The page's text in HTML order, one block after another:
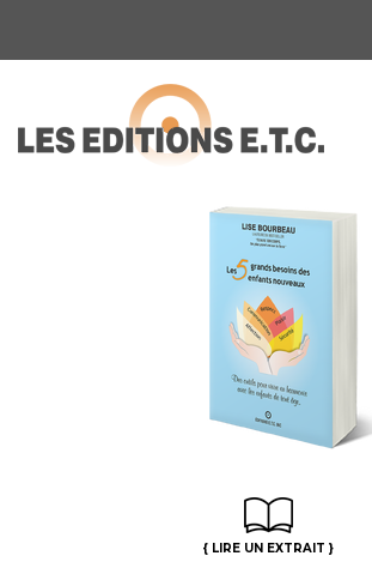
{ LIRE UN EXTRAIT }